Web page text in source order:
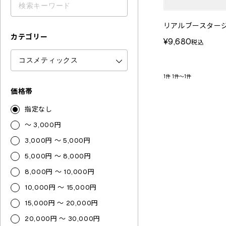
カテゴリー
価格帯
指定なし
～ 3,000円
3,000円 ～ 5,000円
5,000円 ～ 8,000円
8,000円 ～ 10,000円
10,000円 ～ 15,000円
15,000円 ～ 20,000円
20,000円 ～ 30,000円
リアルブースター
¥9,680税込
1件 1件～1件